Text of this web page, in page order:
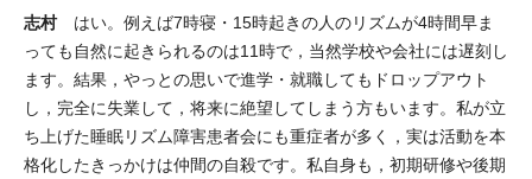
志村はい。例えば7時寝・15時起きの人のリズムが4時間早ま
っても自然に起きられるのは11時で，当然学校や会社には遅刻し
ます。結果，やっとの思いで進学・就職してもドロップアウト
し，完全に失業して，将来に絶望してしまう方もいます。私が立
ち上げた睡眠リズム障害患者会にも重症者が多く，実は活動を本
格化したきっかけは仲間の自殺です。私自身も，初期研修や後期